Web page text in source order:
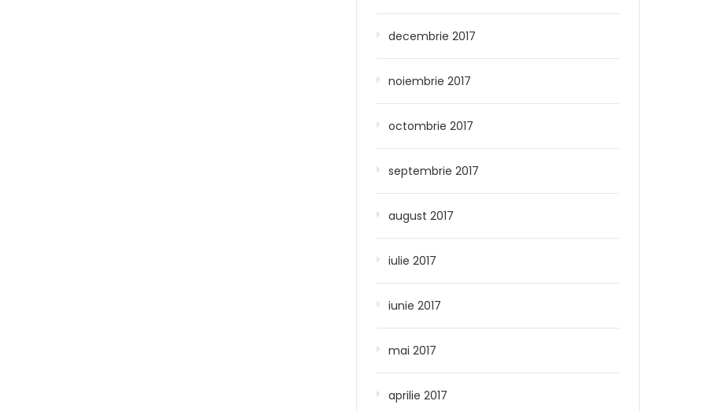
decembrie 2017
noiembrie 2017
octombrie 2017
septembrie 2017
august 2017
iulie 2017
iunie 2017
mai 2017
aprilie 2017